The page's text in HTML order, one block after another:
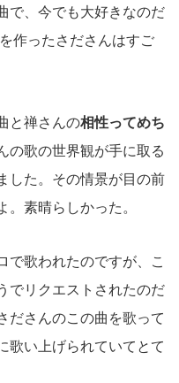
で、今でも大好きなのだ
作ったさださんはすご
と禅さんの相性ってめち
の歌の世界観が手に取る
した。その情景が目の前
。素晴らしかった。
で歌われたのですが、こ
でリクエストされたのだ
ださんのこの曲を歌って
歌い上げられていてとて